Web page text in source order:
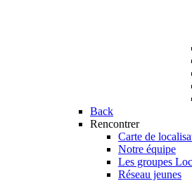
Back
Rencontrer
Carte de
Notre équipe
Les groupes
Réseau jeunes